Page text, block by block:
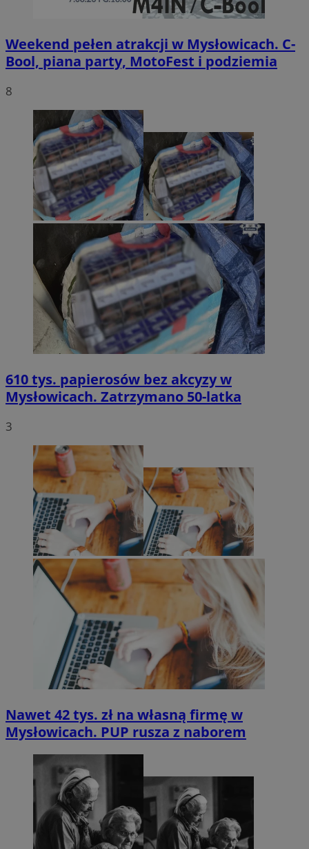
Weekend pełen atrakcji w Mysłowicach. C-
Bool, piana party, MotoFest i podziemia
8
610 tys. papierosów bez akcyzy w
Mysłowicach. Zatrzymano 50-latka
3
Nawet 42 tys. zł na własną firmę w
Mysłowicach. PUP rusza z naborem